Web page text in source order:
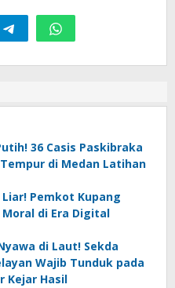
36 Casis Paskibraka
di Medan Latihan
Pemkot Kupang
Moral di Era Digital
di Laut! Sekda
Wajib Tunduk pada
Kejar Hasil